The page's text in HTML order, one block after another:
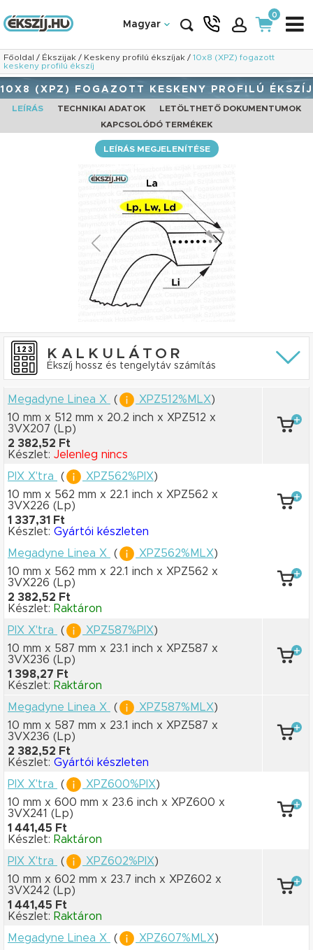
Magyar
0
Főoldal / Ékszijak / Keskeny profilú ékszíjak / 10x8 (XPZ) fogazott
keskeny profilú ékszíj
10X8 (XPZ) FOGAZOTT KESKENY PROFILÚ ÉKSZÍJ
LEÍRÁS TECHNIKAI ADATOK
LETÖLTHETŐ DOKUMENTUMOK
KAPCSOLÓDÓ TERMÉKEK
LEÍRÁS MEGJELENÍTÉSE
KALKULÁTOR
Ékszíj hossz és tengelytáv számítás
Megadyne Linea X ( XPZ512%MLX)
10 mm x 512 mm x 20.2 inch x XPZ512 x
3VX207 (Lp)
2 382,52 Ft
Készlet: Jelenleg nincs
PIX X'tra
( XPZ562%PIX)
10 mm x 562 mm x 22.1 inch x XPZ562 x
3VX226 (Lp)
1 337,31 Ft
Készlet: Gyártói készleten
Megadyne Linea X
( XPZ562%MLX)
10 mm x 562 mm x 22.1 inch x XPZ562 x
3VX226 (Lp)
2 382,52 Ft
Készlet: Raktáron
PIX X'tra
( XPZ587%PIX)
10 mm x 587 mm x 23.1 inch x XPZ587 x
3VX236 (Lp)
1 398,27 Ft
Készlet: Raktáron
Megadyne Linea X
( XPZ587%MLX)
10 mm x 587 mm x 23.1 inch x XPZ587 x
3VX236 (Lp)
2 382,52 Ft
Készlet: Gyártói készleten
PIX X'tra
( XPZ600%PIX)
10 mm x 600 mm x 23.6 inch x XPZ600 x
3VX241 (Lp)
1 441,45 Ft
Készlet: Raktáron
PIX X'tra
( XPZ602%PIX)
10 mm x 602 mm x 23.7 inch x XPZ602 x
3VX242 (Lp)
1 441,45 Ft
Készlet: Raktáron
Megadyne Linea X
( XPZ607%MLX)